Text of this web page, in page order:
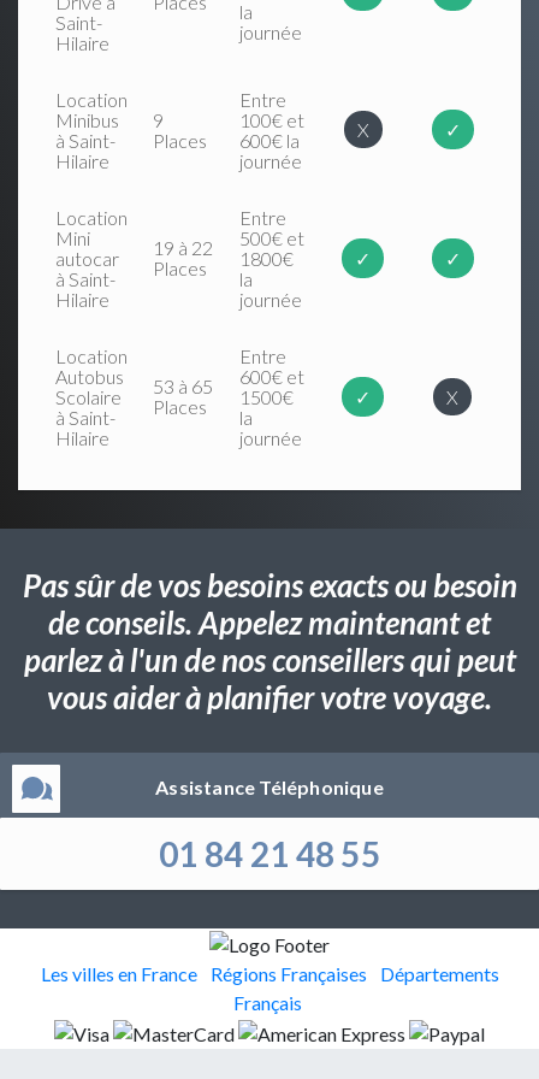
Saint-
Hilaire
la
journée
Location
Minibus
à Saint-
Hilaire
9
Places
Entre
100€ et
600€ la
journée
X ✓
Location
Mini
autocar
à Saint-
Hilaire
19 à 22
Places
Entre
500€ et
1800€
la
journée
✓ ✓
Location
Autobus
Scolaire
à Saint-
Hilaire
53 à 65
Places
Entre
600€ et
1500€
la
journée
✓ X
Pas sûr de vos besoins exacts ou besoin
de conseils. Appelez maintenant et
parlez à l'un de nos conseillers qui peut
vous aider à planifier votre voyage.
Assistance Téléphonique
01 84 21 48 55
Les villes en France Régions Françaises
Départements
Français